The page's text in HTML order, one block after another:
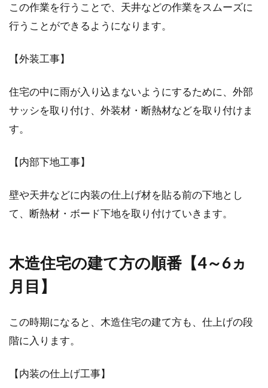
この作業を行うことで、天井などの作業をスムーズに
行うことができるようになります。
【外装工事】
住宅の中に雨が入り込まないようにするために、外部
サッシを取り付け、外装材・断熱材などを取り付けま
す。
【内部下地工事】
壁や天井などに内装の仕上げ材を貼る前の下地とし
て、断熱材・ボード下地を取り付けていきます。
木造住宅の建て方の順番【4～6ヵ
月目】
この時期になると、木造住宅の建て方も、仕上げの段
階に入ります。
【内装の仕上げ工事】